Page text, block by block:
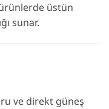
üstün
sunar.
ve direkt güneş